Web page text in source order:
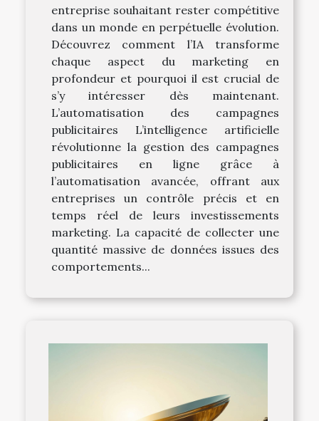
entreprise souhaitant rester compétitive
dans un monde en perpétuelle évolution.
Découvrez comment l’IA transforme
chaque aspect du marketing en
profondeur et pourquoi il est crucial de
s’y intéresser dès maintenant.
L’automatisation des campagnes
publicitaires L’intelligence artificielle
révolutionne la gestion des campagnes
publicitaires en ligne grâce à
l’automatisation avancée, offrant aux
entreprises un contrôle précis et en
temps réel de leurs investissements
marketing. La capacité de collecter une
quantité massive de données issues des
comportements...